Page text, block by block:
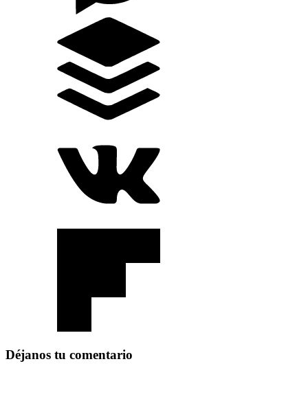
Déjanos tu comentario